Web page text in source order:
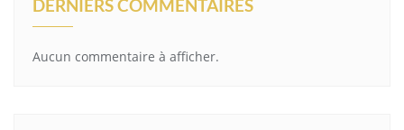
DERNIERS COMMENTAIRES
Aucun commentaire à afficher.